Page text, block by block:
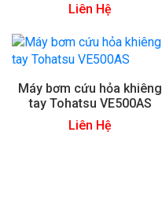
Liên Hệ
Máy bơm cứu hỏa khiêng
tay Tohatsu VE500AS
Liên Hệ